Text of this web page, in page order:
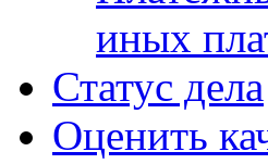
иных
Статус дела
Оценить